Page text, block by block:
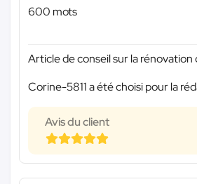
600 mots
Article de conseil sur la
Corine-5811 a été choisi pour la
Avis du client